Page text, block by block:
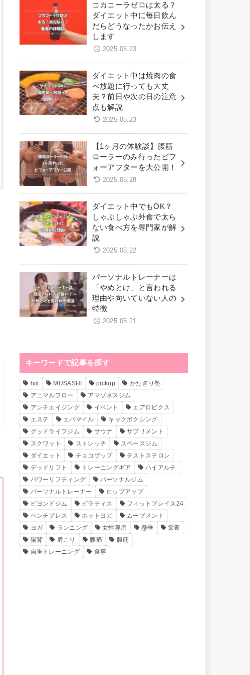
コカコーラゼロは太る？
ダイエット中に毎日飲ん
だらどうなったかお伝え
します
2025.05.23
ダイエット中は焼肉の食
べ放題に行っても大丈
夫？前日や次の日の注意
点も解説
2025.05.23
【1ヶ月の体験談】腹筋
ローラーのみ行ったビフ
ォーアフターを大公開！
2025.05.28
ダイエット中でもOK？
しゃぶしゃぶ外食で太ら
ない食べ方を専門家が解
説
2025.05.22
パーソナルトレーナーは
「やめとけ」と言われる
理由や向いていない人の
特徴
2025.05.21
キーワードで記事を探す
hiit MUSASHI pickup
かたぎり塾
アニマルフロー
アマゾネスジム
アンチエイジング
イベント
エアロビクス
エステ
エバマイル
キックボクシング
グッドライフジム
サウナ
サプリメント
スクワット
ストレッチ
スペースジム
ダイエット
チョコザップ
テストステロン
デッドリフト
トレーニングギア
ハイアルチ
パワーリフティング
パーソナルジム
パーソナルトレーナー
ヒップアップ
ビヨンドジム
ピラティス
フィットプレイス24
ベンチプレス
ホットヨガ
ムーブメント
ヨガ
ランニング 女性専用 懸垂
栄養
猫背
肩こり 腰痛
腹筋
自重トレーニング
食事